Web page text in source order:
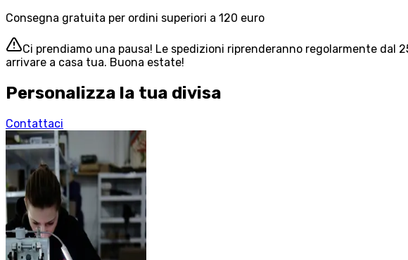
Consegna gratuita per ordini superiori a 120 euro
Ci prendiamo una pausa! Le spedizioni riprenderanno regolarmente
arrivare a casa tua. Buona estate!
Personalizza la tua divisa
Contattaci